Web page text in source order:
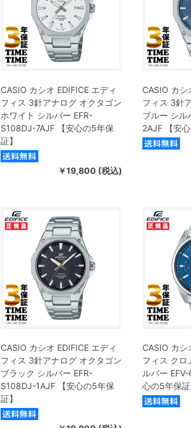
CASIO カシオ EDIFICE エディ
フィス 3針アナログ オクタゴン
ホワイト シルバー EFR-
S108DJ-7AJF 【安心の5年保
証】
￥19,800 (税込)
CASIO カシ
フィス 3針
ブルー シル
2AJF 【安心
CASIO カシオ EDIFICE エディ
フィス 3針アナログ オクタゴン
ブラック シルバー EFR-
S108DJ-1AJF 【安心の5年保
証】
CASIO カシ
フィス クロ
ルバー
心の5年保証